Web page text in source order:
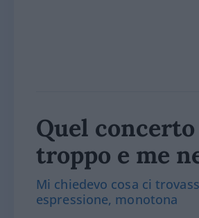
Quel
troppo e me
Mi chiedevo cosa ci
espressione, monotona